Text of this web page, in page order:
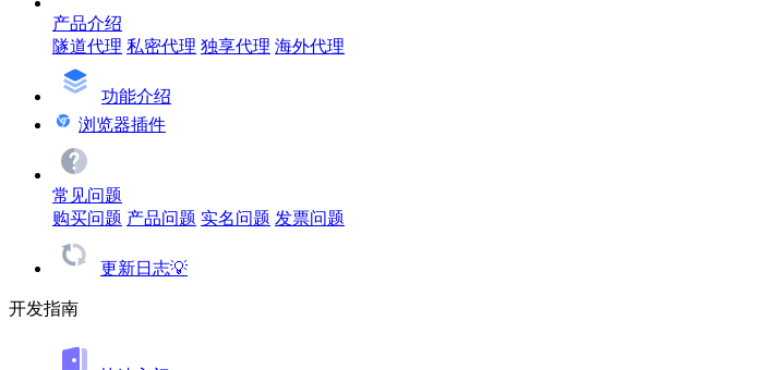
产品介绍
隧道代理 私密代理 独享代理 海外代理
功能介绍
浏览器插件
常见问题
购买问题 产品问题 实名问题 发票问题
更新日志💡
开发指南